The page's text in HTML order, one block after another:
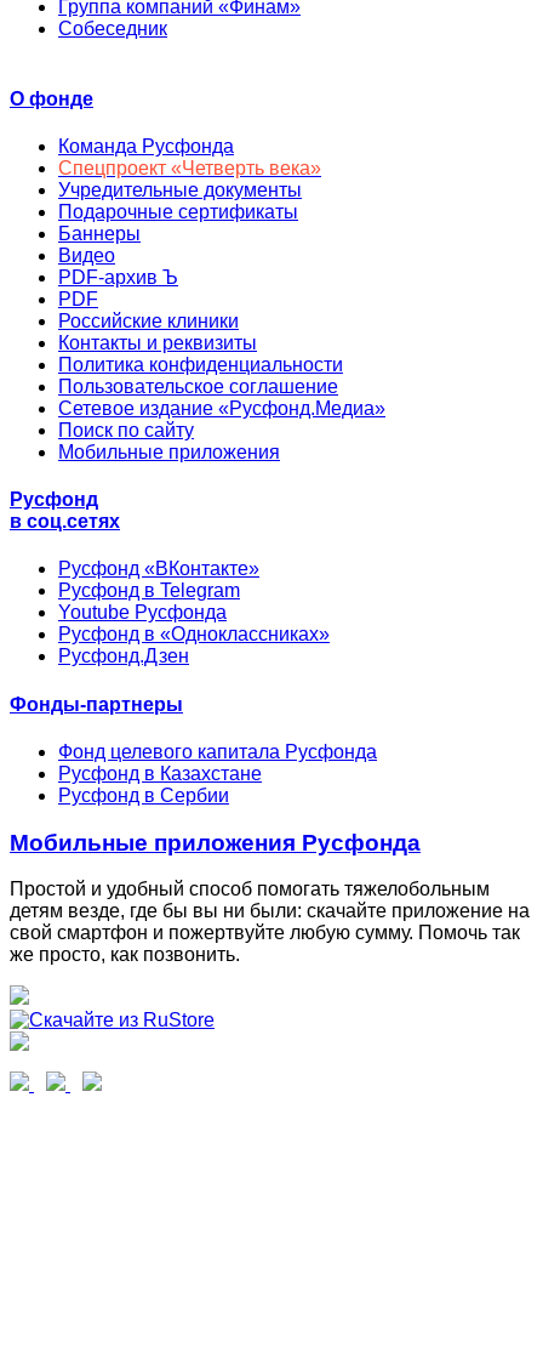
Группа компаний «Финам»
Собеседник
О фонде
Команда Русфонда
Спецпроект «Четверть века»
Учредительные документы
Подарочные сертификаты
Баннеры
Видео
PDF-архив Ъ
PDF
Российские клиники
Контакты и реквизиты
Политика конфиденциальности
Пользовательское соглашение
Сетевое издание «Русфонд.Медиа»
Поиск по сайту
Мобильные приложения
Русфонд
в соц.сетях
Русфонд «ВКонтакте»
Русфонд в Telegram
Youtube Русфонда
Русфонд в «Одноклассниках»
Русфонд.Дзен
Фонды-партнеры
Фонд целевого капитала Русфонда
Русфонд в Казахстане
Русфонд в Сербии
Мобильные приложения Русфонда
Простой и удобный способ помогать тяжелобольным
детям везде, где бы вы ни были: скачайте приложение на
свой смартфон и пожертвуйте любую сумму. Помочь так
же просто, как позвонить.